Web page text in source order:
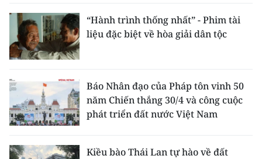
“Hành trình thống nhất” - Phim tài
liệu đặc biệt về hòa giải dân tộc
Báo Nhân đạo của Pháp tôn vinh 50
năm Chiến thắng 30/4 và công cuộc
phát triển đất nước Việt Nam
Kiều bào Thái Lan tự hào về đất